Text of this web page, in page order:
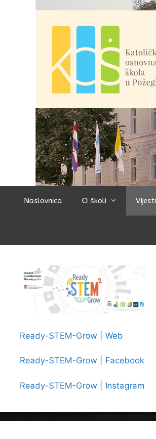
Naslovnica O školi Vijesti
Ready-STEM-Grow | Web
Ready-STEM-Grow | Facebook
Ready-STEM-Grow | Instagram